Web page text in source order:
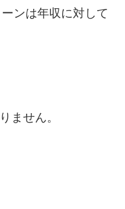
ンは年収に対して
ません。